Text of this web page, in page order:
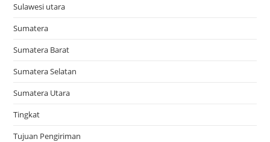
Sulawesi utara
Sumatera
Sumatera Barat
Sumatera Selatan
Sumatera Utara
Tingkat
Tujuan Pengiriman